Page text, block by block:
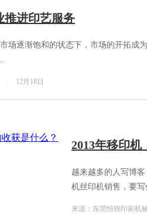
推进印艺服务
市场逐渐饱和的状态下，市场的开拓
12月18日
2013年移印机
越来越多的人写博
机丝印机销售，要
来源：东莞恒锦印刷机